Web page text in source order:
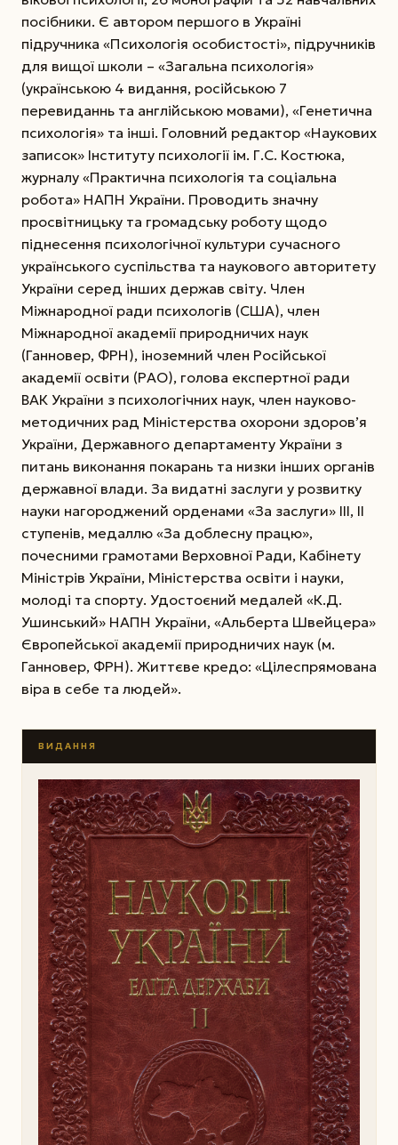
посібники. Є автором першого в Україні
підручника «Психологія особистості», підручників
для вищої школи – «Загальна психологія»
(українською 4 видання, російською 7
перевиданнь та англійською мовами), «Генетична
психологія» та інші. Головний редактор «Наукових
записок» Інституту психології ім. Г.С. Костюка,
журналу «Практична психологія та соціальна
робота» НАПН України. Проводить значну
просвітницьку та громадську роботу щодо
піднесення психологічної культури сучасного
українського суспільства та нау­кового авторитету
України серед інших держав світу. Член
Міжнародної ради психологів (США), член
Міжнародної академії природничих наук
(Ганновер, ФРН), іноземний член Російської
академії освіти (РАО), голова експертної ради
ВАК України з психологічних наук, член науково-
методичних рад Міністерства охорони здоров’я
України, Державного департаменту України з
питань виконання покарань та низки інших органів
державної влади. За видатні заслуги у розвитку
науки нагороджений орденами «За заслуги» ІІІ, ІІ
ступенів, медаллю «За доблесну працю»,
почесними грамотами Верхов­ної Ради, Кабінету
Міністрів України, Міністерства освіти і науки,
молоді та спорту. Удостоєний медалей «К.Д.
Ушинський» НАПН України, «Альберта Швейцера»
Європейської академії природничих наук (м.
Ганновер, ФРН). Життєве кредо: «Цілеспрямована
віра в себе та людей».
ВИДАННЯ